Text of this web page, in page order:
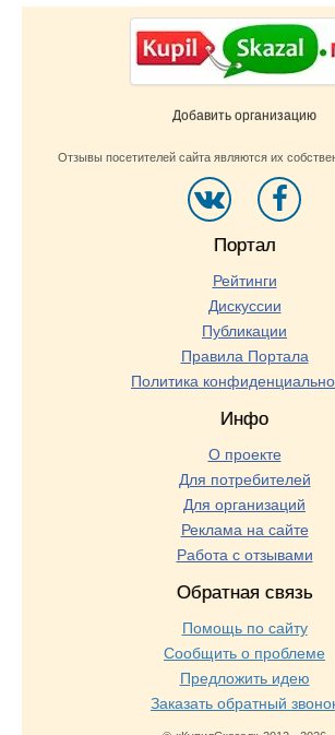
Добавить организацию
Отзывы посетителей сайта являются их
Портал
Рейтинги
Дискуссии
Публикации
Правила Портала
Политика
Инфо
О проекте
Для потребителей
Для организаций
Реклама на сайте
Работа с отзывами
Обратная связь
Помощь по сайту
Сообщить о проблеме
Предложить идею
Заказать обратный